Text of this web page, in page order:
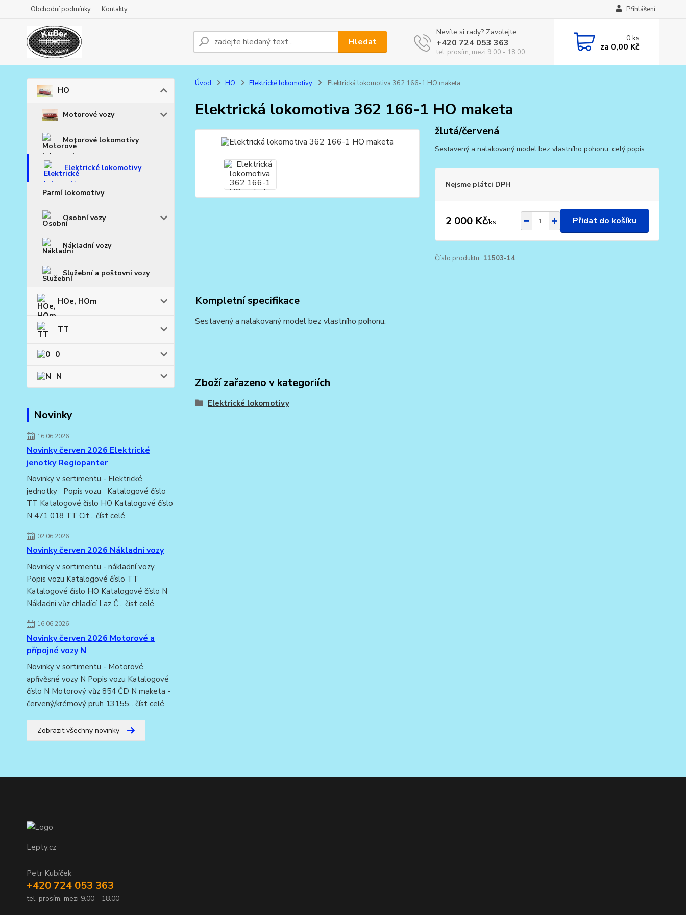
Obchodní podmínky Kontakty Přihlášení
Hledat
Nevíte si rady? Zavolejte.
+420 724 053 363
tel. prosím, mezi 9.00 - 18.00
0ks
za 0,00 Kč
HO
Motorové vozy
Motorové lokomotivy
Elektrické lokomotivy
Parmí lokomotivy
Osobní vozy
Nákladní vozy
Služební a poštovní vozy
HOe, HOm
TT
0
N
Novinky
16.06.2026
Novinky červen 2026 Elektrické
jenotky Regiopanter
Novinky v sertimentu - Elektrické
jednotky Popis vozu Katalogové číslo
TT Katalogové číslo HO Katalogové číslo
N 471 018 TT Cit... číst celé
02.06.2026
Novinky červen 2026 Nákladní vozy
Novinky v sortimentu - nákladní vozy
Popis vozu Katalogové číslo TT
Katalogové číslo HO Katalogové číslo N
Nákladní vůz chladící Laz Č... číst celé
16.06.2026
Novinky červen 2026 Motorové a
přípojné vozy N
Novinky v sortimentu - Motorové
apřívěsné vozy N Popis vozu Katalogové
číslo N Motorový vůz 854 ČD N maketa -
červený/krémový pruh 13155... číst celé
Zobrazit všechny novinky
Úvod HO Elektrické lokomotivy Elektrická lokomotiva 362 166-1 HO maketa
Elektrická lokomotiva 362 166-1 HO maketa
žlutá/červená
Sestavený a nalakovaný model bez vlastního pohonu. celý popis
Nejsme plátci DPH
2 000 Kč/ks Přidat do košíku
Číslo produktu: 11503-14
Kompletní specifikace
Sestavený a nalakovaný model bez vlastního pohonu.
Zboží zařazeno v kategoriích
Elektrické lokomotivy
Lepty.cz
Petr Kubíček
+420 724 053 363
tel. prosím, mezi 9.00 - 18.00